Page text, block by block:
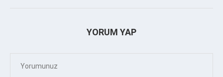
YORUM YAP